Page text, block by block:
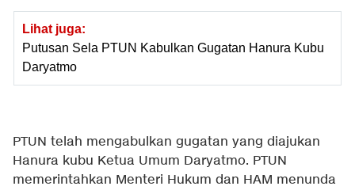
Lihat juga:
Putusan Sela PTUN Kabulkan Gugatan Hanura Kubu
Daryatmo
PTUN telah mengabulkan gugatan yang diajukan
Hanura kubu Ketua Umum Daryatmo. PTUN
memerintahkan Menteri Hukum dan HAM menunda